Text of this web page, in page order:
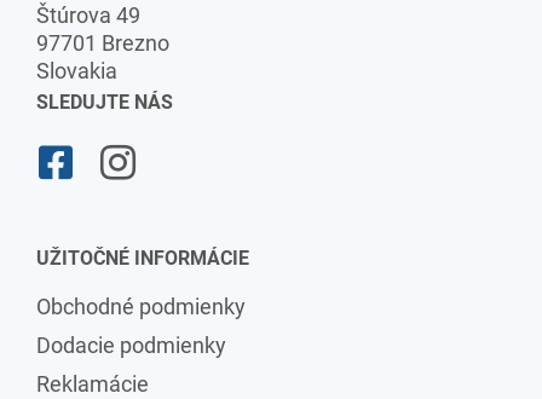
Štúrova 49
97701 Brezno
Slovakia
SLEDUJTE NÁS
UŽITOČNÉ INFORMÁCIE
Obchodné podmienky
Dodacie podmienky
Reklamácie